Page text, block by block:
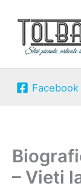
content
Facebook
– Vieti